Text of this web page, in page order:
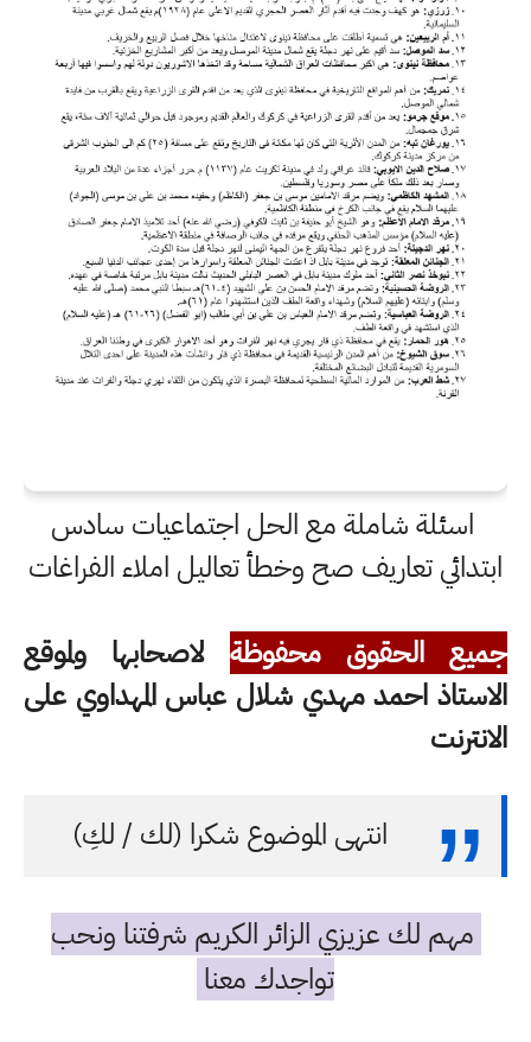
اسئلة شاملة مع الحل اجتماعيات سادس
ابتدائي تعاريف صح وخطأ تعاليل املاء الفراغات
جميع الحقوق محفوظة لاصحابها ولموقع
الاستاذ احمد مهدي شلال عباس المهداوي على
الانترنت
انتهى الموضوع شكرا (لك / لكِ)
مهم لك عزيزي الزائر الكريم شرفتنا ونحب
تواجدك معنا